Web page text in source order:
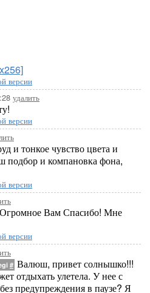
версии
удалить
версии
и тонкое чувство цвета и
подбор и компановка фона,
версии
Огромное Вам Спасибо! Мне
версии
# Валюш, привет солнышко!!!
отдыхать улетела. У нее с
предупреждения в паузе? Я